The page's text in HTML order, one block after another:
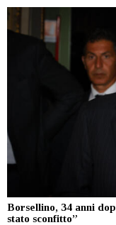
Borsellino, 34 anni
stato sconfitto”